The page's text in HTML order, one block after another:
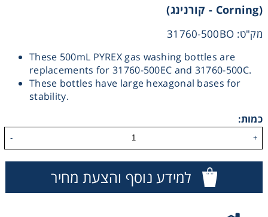
(Corning - קורנינג)
מק"ט: 31760-500BO
These 500mL PYREX gas washing bottles are
replacements for 31760-500EC and 31760-500C.
These bottles have large hexagonal bases for
stability.
כמות:
+
-
למידע נוסף והצעת מחיר
Shaking & Stirring
Storage
Thermometry
Washing
Chromatography